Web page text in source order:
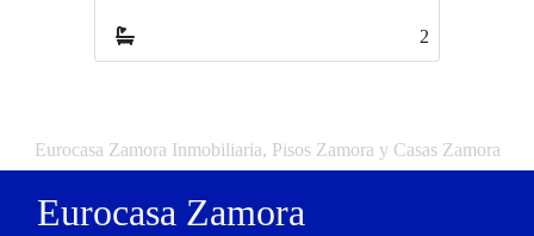
1
Eurocasa Zamora Inmobiliaria, Pisos Zamora y Casas Zamora
Eurocasa Zamora